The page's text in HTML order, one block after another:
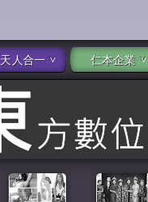
天人合一 仁本企業